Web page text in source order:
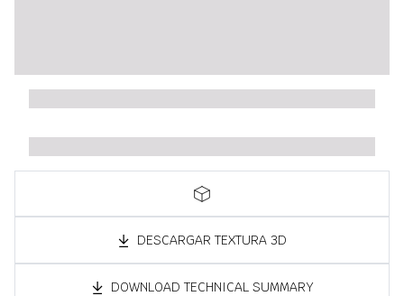
DESCARGAR TEXTURA 3D
DOWNLOAD TECHNICAL SUMMARY